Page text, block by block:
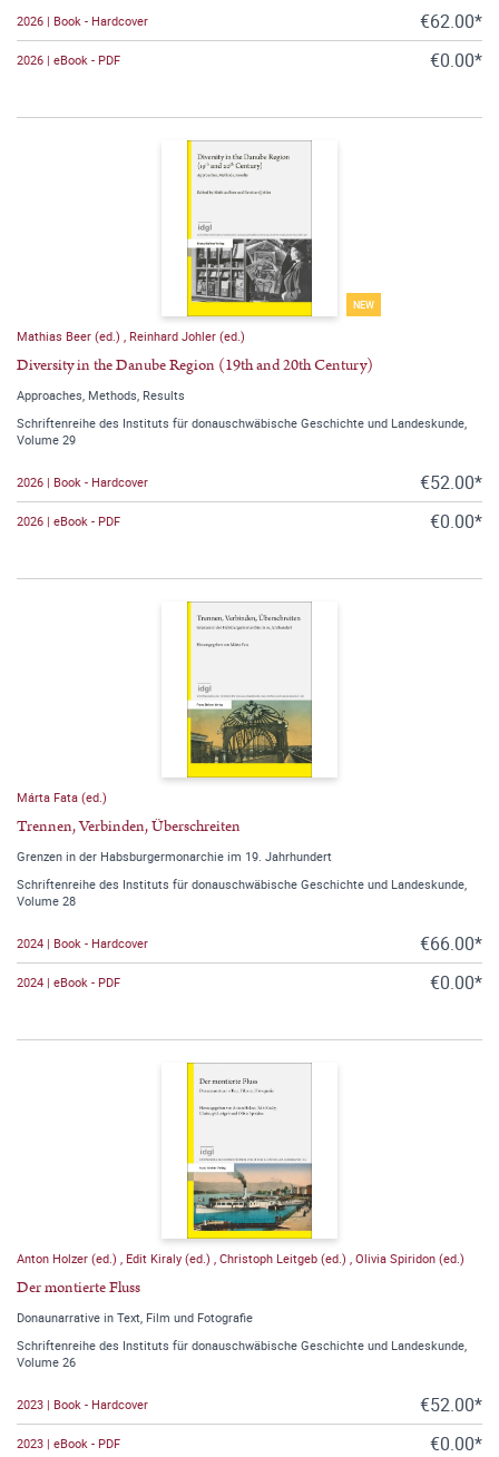
2026 | Book - Hardcover €62.00*
2026 | eBook - PDF €0.00*
NEW
Mathias Beer (ed.) Reinhard Johler (ed.)
Diversity in the Danube Region (19th and 20th Century)
Approaches, Methods, Results
Schriftenreihe des Instituts für donauschwäbische Geschichte und Landeskunde,
Volume 29
2026 | Book - Hardcover €52.00*
2026 | eBook - PDF €0.00*
Márta Fata (ed.)
Trennen, Verbinden, Überschreiten
Grenzen in der Habsburgermonarchie im 19. Jahrhundert
Schriftenreihe des Instituts für donauschwäbische Geschichte und Landeskunde,
Volume 28
2024 | Book - Hardcover €66.00*
2024 | eBook - PDF €0.00*
Anton Holzer (ed.) Edit Kiraly (ed.) Christoph Leitgeb (ed.) Olivia Spiridon (ed.)
Der montierte Fluss
Donaunarrative in Text, Film und Fotografie
Schriftenreihe des Instituts für donauschwäbische Geschichte und Landeskunde,
Volume 26
2023 | Book - Hardcover €52.00*
2023 | eBook - PDF €0.00*